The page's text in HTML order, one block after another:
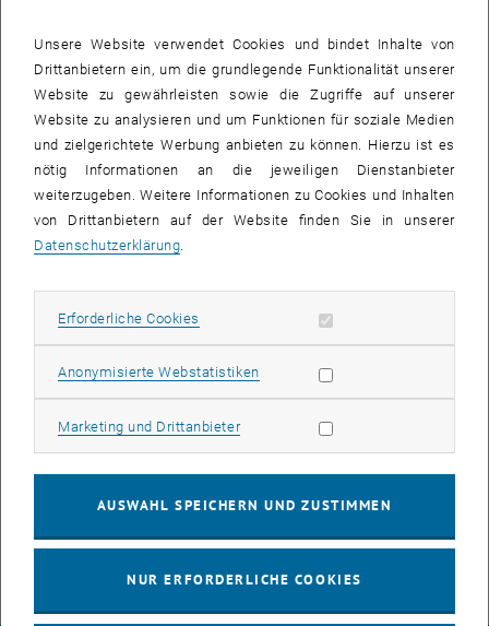
Wie jedes Jahr haben Kinder zwischen 7 und 12 Jahren die
Technik zu besuchen.
Unsere Website verwendet Cookies und bindet Inhalte von
Drittanbietern ein, um die grundlegende Funktionalität unserer
Website zu gewährleisten sowie die Zugriffe auf unserer
Website zu analysieren und um Funktionen für soziale Medien
und zielgerichtete Werbung anbieten zu können. Hierzu ist es
nötig Informationen an die jeweiligen Dienstanbieter
weiterzugeben. Weitere Informationen zu Cookies und Inhalten
von Drittanbietern auf der Website finden Sie in unserer
Datenschutzerklärung.
Erforderliche Cookies Erforderliche Cookies zulassen
Anonymisierte WebstatistikenStatistik Cookies zulassen
Marketing und DrittanbieterMarketing Cookies zulassen
AUSWAHL SPEICHERN UND ZUSTIMMEN
NUR ERFORDERLICHE COOKIES